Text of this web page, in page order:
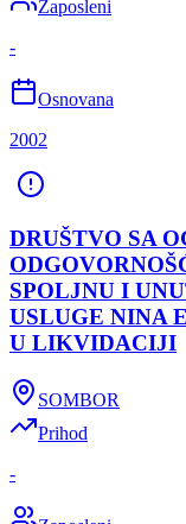
Zaposleni
-
Osnovana
2002
DRUŠTVO SA
SPOLJNU I
USLUGE NINA
U LIKVIDACIJI
SOMBOR
Prihod
-